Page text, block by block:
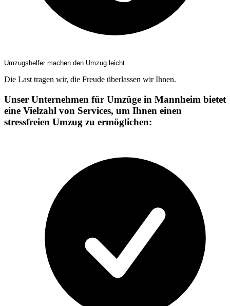
Umzugshelfer machen den Umzug leicht
Die Last tragen wir, die Freude überlassen wir Ihnen.
Unser Unternehmen für Umzüge in Mannheim bietet
eine Vielzahl von Services, um Ihnen einen
stressfreien Umzug zu ermöglichen: